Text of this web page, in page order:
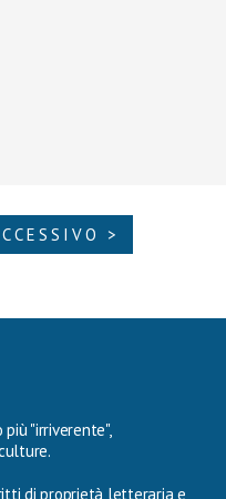
>
"irriverente",
di proprietà letteraria e